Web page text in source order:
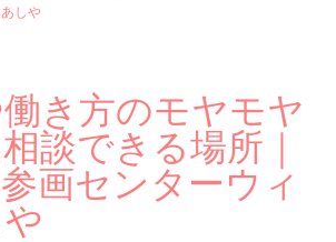
しや
き方のモヤモヤ
談できる場所｜
画センターウィ